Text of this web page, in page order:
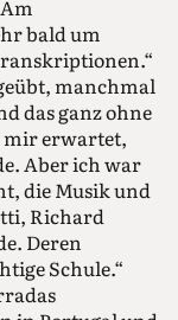
bald um
manchmal
das ganz ohne
mir erwartet,
Aber ich war
die Musik und
Richard
Deren
Schule.“